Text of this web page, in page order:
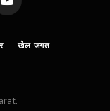
YouTube
खेल जगत